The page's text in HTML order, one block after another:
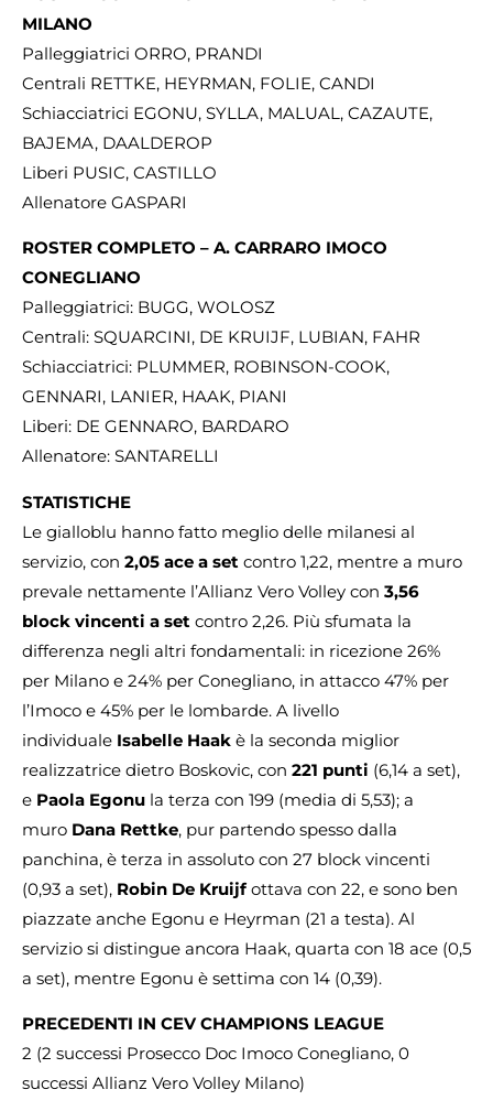
MILANO
Palleggiatrici ORRO, PRANDI
Centrali RETTKE, HEYRMAN, FOLIE, CANDI
Schiacciatrici EGONU, SYLLA, MALUAL, CAZAUTE,
BAJEMA, DAALDEROP
Liberi PUSIC, CASTILLO
Allenatore GASPARI
ROSTER COMPLETO – A. CARRARO IMOCO
CONEGLIANO
Palleggiatrici: BUGG, WOLOSZ
Centrali: SQUARCINI, DE KRUIJF, LUBIAN, FAHR
Schiacciatrici: PLUMMER, ROBINSON-COOK,
GENNARI, LANIER, HAAK, PIANI
Liberi: DE GENNARO, BARDARO
Allenatore: SANTARELLI
STATISTICHE
Le gialloblu hanno fatto meglio delle milanesi al
servizio, con 2,05 ace a set contro 1,22, mentre a muro
prevale nettamente l’Allianz Vero Volley con 3,56
block vincenti a set contro 2,26. Più sfumata la
differenza negli altri fondamentali: in ricezione 26%
per Milano e 24% per Conegliano, in attacco 47% per
l’Imoco e 45% per le lombarde. A livello
individuale Isabelle Haak è la seconda miglior
realizzatrice dietro Boskovic, con 221 punti (6,14 a set),
e Paola Egonu la terza con 199 (media di 5,53); a
muro Dana Rettke, pur partendo spesso dalla
panchina, è terza in assoluto con 27 block vincenti
(0,93 a set), Robin De Kruijfottava con 22, e sono ben
piazzate anche Egonu e Heyrman (21 a testa). Al
servizio si distingue ancora Haak, quarta con 18 ace (0,5
a set), mentre Egonu è settima con 14 (0,39).
PRECEDENTI IN CEV CHAMPIONS LEAGUE
2 (2 successi Prosecco Doc Imoco Conegliano, 0
successi Allianz Vero Volley Milano)